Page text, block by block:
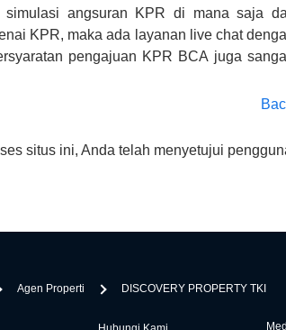
simulasi angsuran KPR di mana saja
KPR, maka ada layanan live chat
pengajuan KPR BCA juga
berikan selain yang bisa di verifikasi
situs ini, Anda telah menyetujui
Agen Properti DISCOVERY PROPERTY TKI